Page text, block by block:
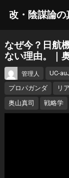
改・陰謀論の
なぜ今？日航
ない理由。｜
管理人 UC-
プロパガンダ
リ
奥山真司
戦略学